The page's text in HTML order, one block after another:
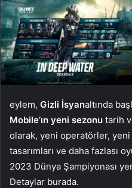
eylem, Gizli İsyanaltında
Mobile’ın yeni sezonu tarih
olarak, yeni operatörler, yeni
tasarımları ve daha fazlası
2023 Dünya Şampiyonası
Detaylar burada.